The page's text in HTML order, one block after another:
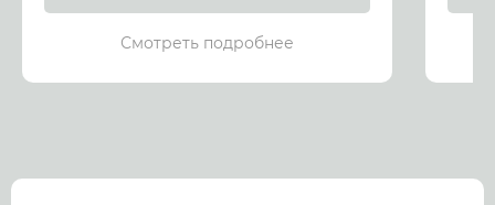
Смотреть подробнее